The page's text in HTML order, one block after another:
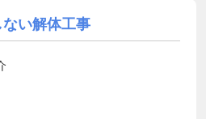
ない解体工事